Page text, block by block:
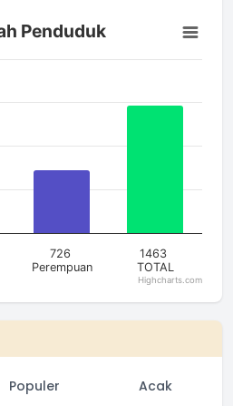
categories.
Penduduk
726
Perempuan
1463
TOTAL
Highcharts.com
Populer Acak